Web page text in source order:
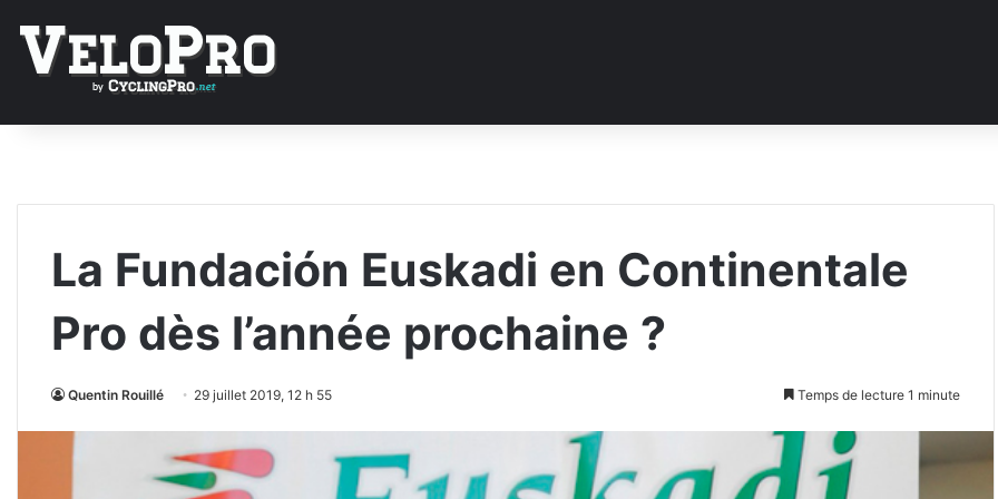
La Fundación Euskadi en Continentale
Pro dès l’année prochaine ?
Quentin Rouillé 29 juillet 2019, 12 h 55 Temps de lecture 1 minute